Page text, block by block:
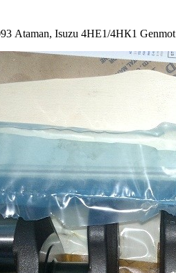
Ataman, Isuzu 4НЕ1/4НК1 Genmot